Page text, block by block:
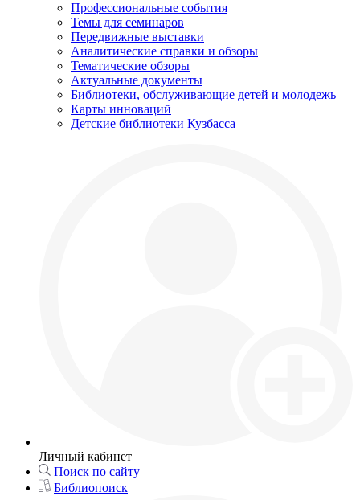
Профессиональные события
Темы для семинаров
Передвижные выставки
Аналитические справки и обзоры
Тематические обзоры
Актуальные документы
Библиотеки, обслуживающие детей и молодежь
Карты инноваций
Детские библиотеки Кузбасса
Личный кабинет
Поиск по сайту
Библиопоиск